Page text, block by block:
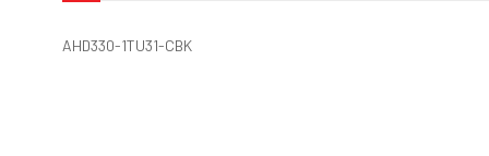
AHD330-1TU31-CBK